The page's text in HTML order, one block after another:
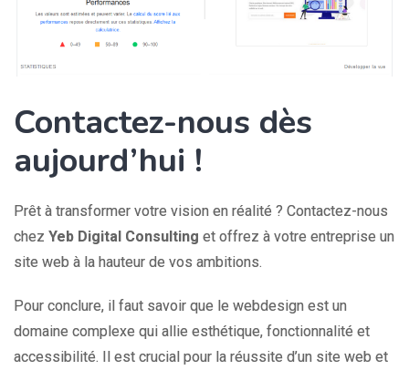
Contactez-nous dès
aujourd’hui !
Prêt à transformer votre vision en réalité ? Contactez-nous
chez Yeb Digital Consulting et offrez à votre entreprise un
site web à la hauteur de vos ambitions.
Pour conclure, il faut savoir que le webdesign est un
domaine complexe qui allie esthétique, fonctionnalité et
accessibilité. Il est crucial pour la réussite d’un site web et